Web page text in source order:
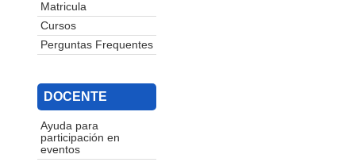
Matricula
Cursos
Perguntas Frequentes
DOCENTE
Ayuda para
participación en
eventos